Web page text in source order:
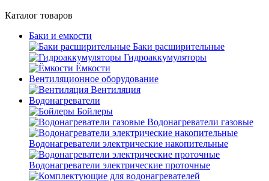
Каталог товаров
Баки и емкости
Баки расширительные
Гидроаккумуляторы
Ёмкости
Вентиляционное оборудование
Вентиляция
Водонагреватели
Бойлеры
Водонагреватели газовые
Водонагреватели электрические накопительные
Водонагреватели электрические проточные